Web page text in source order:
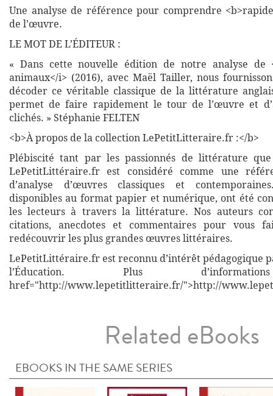
Une analyse de référence pour comprendre
de l’œuvre.
LE MOT DE L’ÉDITEUR :
« Dans cette nouvelle édition de notre analyse de
animaux</i> (2016), avec Maël Tailler, nous
décoder ce véritable classique de la littérature
permet de faire rapidement le tour de l’œuvre et
clichés. » Stéphanie FELTEN
<b>À propos de la collection LePetitLitteraire.fr :</b>
Plébiscité tant par les passionnés de littérature
LePetitLittéraire.fr est considéré comme une
d’analyse d’œuvres classiques et
disponibles au format papier et numérique, ont été
les lecteurs à travers la littérature. Nos auteurs
citations, anecdotes et commentaires pour vous
redécouvrir les plus grandes œuvres littéraires.
LePetitLittéraire.fr est reconnu d’intérêt pédagogique
l’Éducation. Plus
href="http://www.lepetitlitteraire.fr/">http://
Related eBooks
EBOOKS IN THE SAME SERIES